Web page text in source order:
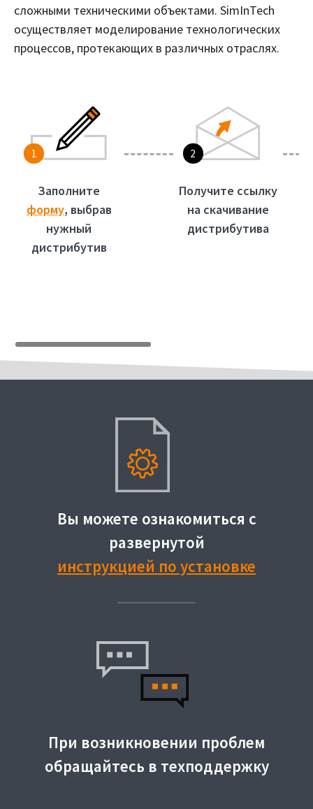
сложными техническими объектами. SimInTech
осуществляет моделирование технологических
процессов, протекающих в различных отраслях.
1
Заполните
форму, выбрав
нужный
дистрибутив
2
Получите ссылку
на скачивание
дистрибутива
Вы можете ознакомиться с
развернутой
инструкцией по установке
При возникновении проблем
обращайтесь в техподдержку